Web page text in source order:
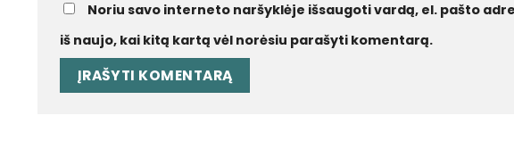
Noriu savo interneto naršyklėje išsaugoti vardą, el. pašto
iš naujo, kai kitą kartą vėl norėsiu parašyti komentarą.